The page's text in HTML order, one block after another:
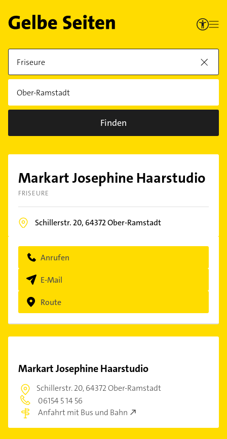
Finden
Markart Josephine Haarstudio
FRISEURE
Schillerstr. 20, 64372Ober-Ramstadt
Anrufen
E-Mail
Route
Markart Josephine Haarstudio
Schillerstr. 20,64372 Ober-Ramstadt
06154 5 14 56
Anfahrt mit Bus und Bahn